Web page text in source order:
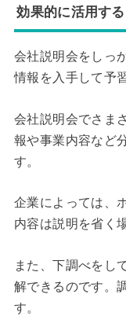
効果的に活用す
会社説明会をしっ
情報を入手して予
会社説明会でさま
報や事業内容など
す。
企業によっては、
内容は説明を省く
また、下調べをし
解できるのです。
す。